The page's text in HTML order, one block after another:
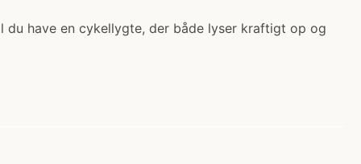
du have en cykellygte, der både lyser kraftigt op og